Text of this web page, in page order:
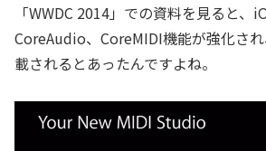
「WWDC 2014」での資料を見ると、
CoreAudio、CoreMIDI機能が強化さ
載されるとあったんですよね。